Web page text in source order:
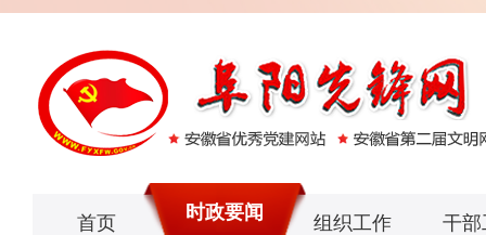
首页 时政要闻 组织工作 干部